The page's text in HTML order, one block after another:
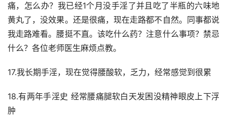
痛，怎么办？我已经1个月没手淫了并且吃了半瓶的六味地
黄丸了，没效果。还是很痛，现在走路都不自然。同事都说
我走路难看。腰挺不直。该吃什么药？注意什么事项？禁忌
什么？各位老师医生麻烦点教。
17.我长期手淫，现在觉得腰酸软，乏力，经常感觉到很累
18.有两年手淫史 经常腰痛腿软白天发困没精神眼皮上下浮
肿